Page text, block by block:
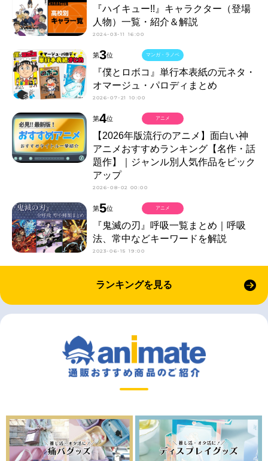
『ハイキュー!!』キャラクター（登場
人物）一覧・紹介＆解説
2024-03-11 16:00
第3位
『僕とロボコ』単行本表紙の元ネタ・
オマージュ・パロディまとめ
2026-07-21 10:00
マンガ・ラノベ
第4位
【2026年版流行のアニメ】面白い神
アニメおすすめランキング【名作・話
題作】｜ジャンル別人気作品をピック
アップ
2026-08-02 00:00
アニメ
第5位
『鬼滅の刃』呼吸一覧まとめ｜呼吸
法、常中などキーワードを解説
2023-06-15 19:00
アニメ
ランキングを見る